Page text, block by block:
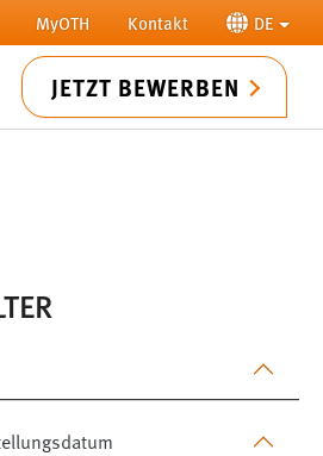
MyOTH Kontakt DE
JETZT BEWERBEN